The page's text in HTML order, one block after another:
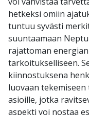
hetkeksi omiin
tuntuu syvästi
suuntaamaan
rajattoman
tarkoitukselliseen.
kiinnostuksena
luovaan
asioille, jotka
aspekti voi nostaa